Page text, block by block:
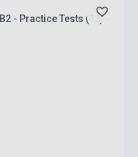
- Practice Tests (12) -